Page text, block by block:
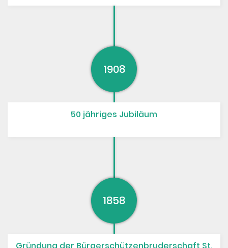
1908
50 jähriges Jubiläum
1858
Gründung der Bürgerschützenbruderschaft St.